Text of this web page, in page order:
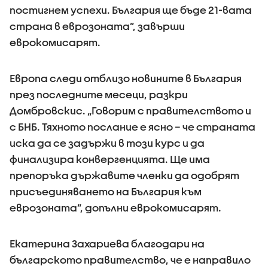
постигнем успехи. България ще бъде 21-вата
страна в еврозоната”, завърши
еврокомисарят.
Европа следи отблизо новините в България
през последните месеци, разкри
Домбровскис. „Говорим с правителството и
с БНБ. Тяхното послание е ясно – че страната
иска да се задържи в този курс и да
финализира конвергенцията. Ще има
препоръка държавите членки да одобрят
присъединяването на България към
еврозоната”, допълни еврокомисарят.
Екатерина Захариева благодари на
българското правителство, че е направило